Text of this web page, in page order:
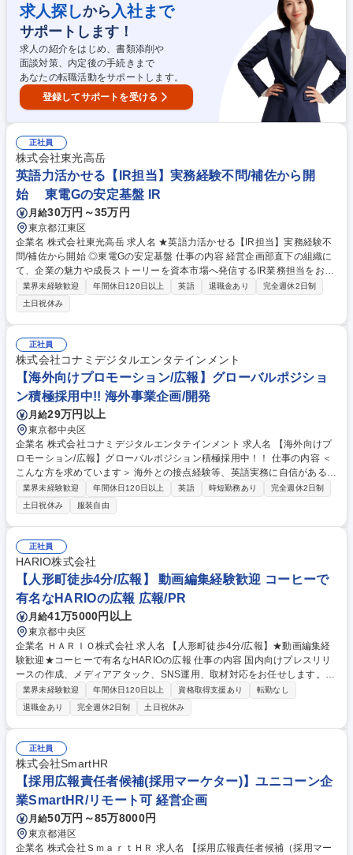
考えています。【具体的には】・経営戦略、中期計画の策定・エクイティ
ストーリーの策定・外部ステークホルダー向けの説明資料作成・資金調
達、資本業務提携等の計画、資料作成・財務状況に関する経営層/事業責任
者へのレポーティング・全社横断プロジェクトのマネジメント/サポート・
その他経営管理全般業務 募集職種 【IR・経営企画室長候補】設立12期目
のエンタメ企業／グロース市場上場
求人探しから 入社まで
サポートします！
求人の紹介をはじめ、書類添削や
面談対策、内定後の手続きまで
あなたの転職活動をサポートします。
登録してサポートを受ける
正社員
株式会社東光高岳
英語力活かせる【IR担当】実務経験不問/補佐から開
始 東電Gの安定基盤 IR
月給30万円～35万円
東京都江東区
企業名 株式会社東光高岳 求人名 ★英語力活かせる【IR担当】実務経験不
問/補佐から開始 ◎東電Gの安定基盤 仕事の内容 経営企画部直下の組織に
て、企業の魅力や成長ストーリーを資本市場へ発信するIR業務担当をお任
せ。育成前提の採用で、IR経験がない方向けにOJT中心の丁寧なフォロー
アップ体制を整えています。 ■IR戦略および計画の立案 ■決算説明会資料
の作成や説明会運営 ■適時開示対応（要否検討、資料作成、手続き） ■統
合報告書の作成 ■機関投資家等からのIR取材への対応 入社後は決算説明会
の運営や資料/議事録等の作成補佐からスタートし、当社のことを知っても
らいます。 募集職種 ★英語力活かせる【IR担当】実務経験不問/補佐から
開始 ◎東電Gの安定基盤
業界未経験歓迎 年間休日120日以上 英語 退職金あり
完全週休2日制
土日祝休み
正社員
株式会社コナミデジタルエンタテインメント
【海外向けプロモーション/広報】グローバルポジショ
ン積極採用中!! 海外事業企画/開発
月給29万円以上
東京都中央区
企業名 株式会社コナミデジタルエンタテインメント 求人名 【海外向けプ
ロモーション/広報】グローバルポジション積極採用中！！ 仕事の内容 ＜
こんな方を求めています＞ 海外との接点経験等、英語実務に自信がある方
であれば、他業界からのチャレンジも大歓迎。実際に異なる業界から転職
された方が数多く活躍 しているポジションです。これまで培ってきた実務
経験＋英語力を、KONAMIのグローバルビジネス拡大に活かしてくださ
い。 ＜主な業務内容＞※英語力を活かして、以下の業務を担当いただきま
す。 ・海外商品プロモーションにおけるサポート業務 ・海外展開におけ
るマーケティングおよび事業推進サポート全般 ・上記に関わる各種調整、
通訳業務 募集職種 【海外向けプロモーション/広報】グローバルポジショ
ン積極採用中！！
業界未経験歓迎 年間休日120日以上 英語 時短勤務あり
完全週休2日制
土日祝休み
服装自由
正社員
HARIO株式会社
【人形町徒歩4分/広報】 動画編集経験歓迎 コーヒーで
有名なHARIOの広報 広報/PR
月給41万5000円以上
東京都中央区
企業名 ＨＡＲＩＯ株式会社 求人名 【人形町徒歩4分/広報】★動画編集経
験歓迎★コーヒーで有名なHARIOの広報 仕事の内容 国内向けプレスリリ
ースの作成、メディアアタック、SNS運用、取材対応をお任せします。メ
ディア向けの広報活動としてSNS・新聞・テレビ・雑誌・YOUTUBE等の
媒体を活用し、当社の商品をPRしていただきます。 【具体的な業務内
容】 ■メディアリレーション、SNS運用：70％ ■リリース作成、資料作
成、ホームページ更新：30％ 募集職種 【人形町徒歩4分/広報】★動画編
集経験歓迎★コーヒーで有名なHARIOの広報
業界未経験歓迎 年間休日120日以上 資格取得支援あり
転勤なし
退職金あり
完全週休2日制 土日祝休み
正社員
株式会社SmartHR
【採用広報責任者候補(採用マーケター)】ユニコーン企
業SmartHR/リモート可 経営企画
月給50万円～85万8000円
東京都港区
企業名 株式会社ＳｍａｒｔＨＲ 求人名 【採用広報責任者候補（採用マー